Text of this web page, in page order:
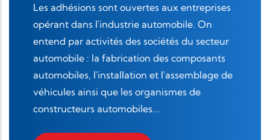
Les adhésions sont ouvertes aux entreprises
opérant dans l'industrie automobile. On
entend par activités des sociétés du secteur
automobile : la fabrication des composants
automobiles, l'installation et l'assemblage de
véhicules ainsi que les organismes de
constructeurs automobiles...